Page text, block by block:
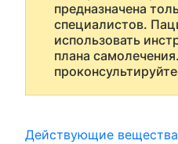
предназначена
специалистов.
использовать
плана
Действующие вещества